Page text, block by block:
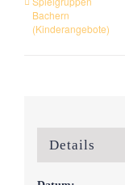
Bachern
(Kinderangebote)
Details